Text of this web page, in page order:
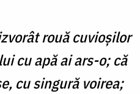
rouă cuvioşilor
cu apă ai ars-o; că
cu singură voirea;